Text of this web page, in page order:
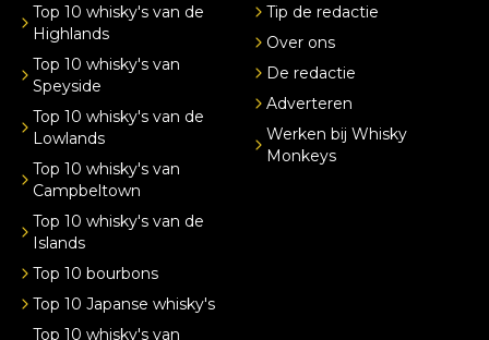
Top 10 whisky's van de
Highlands
Top 10 whisky's van
Speyside
Top 10 whisky's van de
Lowlands
Top 10 whisky's van
Campbeltown
Top 10 whisky's van de
Islands
Top 10 bourbons
Top 10 Japanse whisky's
Top 10 whisky's van
Tip de redactie
Over ons
De redactie
Adverteren
Werken bij Whisky
Monkeys